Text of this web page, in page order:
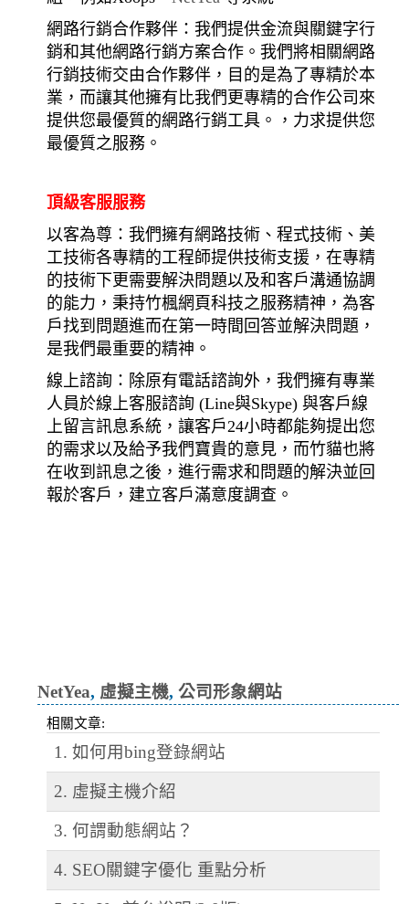
網路行銷合作夥伴：我們提供金流與關鍵字行
銷和其他網路行銷方案合作。我們將相關網路
行銷技術交由合作夥伴，目的是為了專精於本
業，而讓其他擁有比我們更專精的合作公司來
提供您最優質的網路行銷工具。，力求提供您
最優質之服務。
頂級客服服務
以客為尊：我們擁有網路技術、程式技術、美
工技術各專精的工程師提供技術支援，在專精
的技術下更需要解決問題以及和客戶溝通協調
的能力，秉持竹楓網頁科技之服務精神，為客
戶找到問題進而在第一時間回答並解決問題，
是我們最重要的精神。
線上諮詢：除原有電話諮詢外，我們擁有專業
人員於線上客服諮詢 (Line與Skype) 與客戶線
上留言訊息系統，讓客戶24小時都能夠提出您
的需求以及給予我們寶貴的意見，而竹貓也將
在收到訊息之後，進行需求和問題的解決並回
報於客戶，建立客戶滿意度調查。
NetYea, 虛擬主機,公司形象網站
相關文章:
1. 如何用bing登錄網站
2. 虛擬主機介紹
3. 何謂動態網站？
4. SEO關鍵字優化 重點分析